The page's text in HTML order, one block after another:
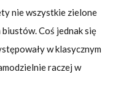
nie wszystkie zielone
Coś jednak się
w klasycznym
raczej w